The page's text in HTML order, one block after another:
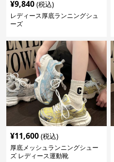
¥9,840 (税込)
レディース厚底ランニングシュ
ーズ
¥11,600 (税込)
厚底メッシュランニングシュー
ズ レディース運動靴